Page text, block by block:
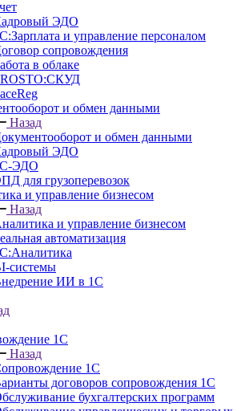
ЭДО
и управление персоналом
сопровождения
в облаке
и обмен данными
Назад
и обмен данными
ЭДО
ЭДО
для грузоперевозок
и управление бизнесом
Назад
и управление бизнесом
автоматизация
системы
ИИ в 1С
1С
Назад
1С
договоров сопровождения 1С
бухгалтерских программ